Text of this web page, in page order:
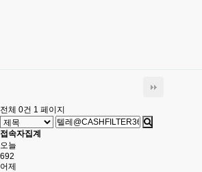
전체 0건 1 페이지
접속자집계
오늘
692
어제